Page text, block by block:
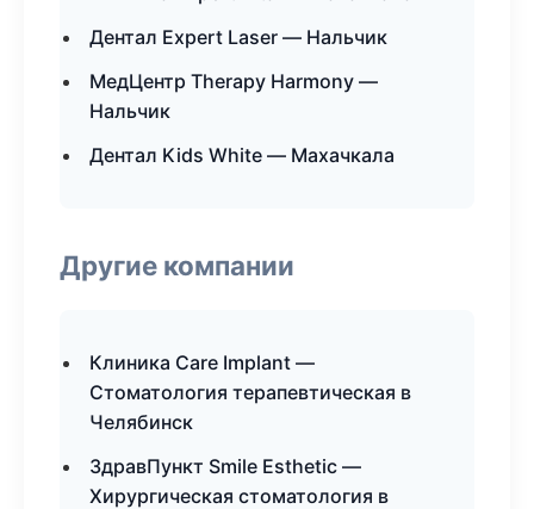
Дентал Expert Laser — Нальчик
МедЦентр Therapy Harmony —
Нальчик
Дентал Kids White — Махачкала
Другие компании
Клиника Care Implant —
Стоматология терапевтическая в
Челябинск
ЗдравПункт Smile Esthetic —
Хирургическая стоматология в